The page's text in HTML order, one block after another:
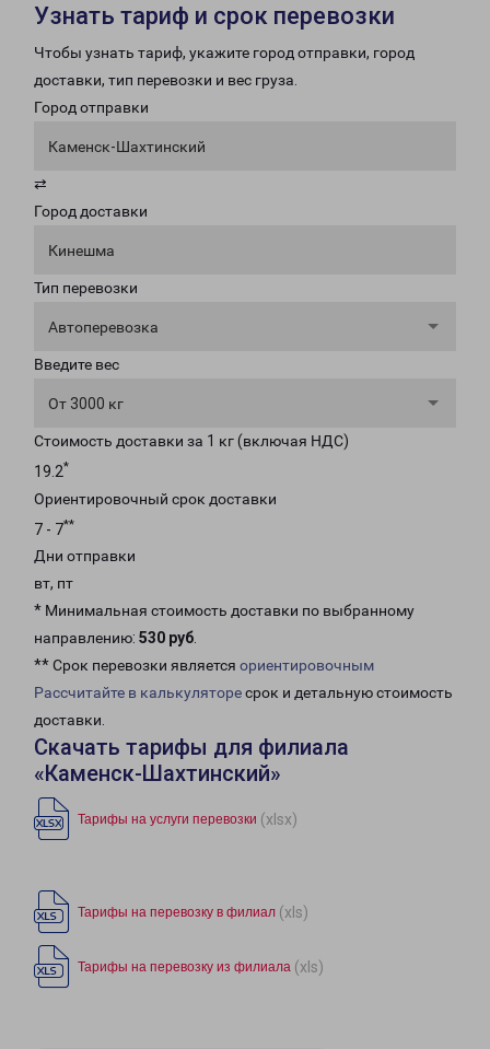
Узнать тариф и срок перевозки
Чтобы узнать тариф, укажите город отправки, город
доставки, тип перевозки и вес груза.
Город отправки
Каменск-Шахтинский
⇄
Город доставки
Кинешма
Тип перевозки
Автоперевозка
Введите вес
От 3000 кг
Стоимость доставки за 1 кг (включая НДС)
19.2*
Ориентировочный срок доставки
7 - 7**
Дни отправки
вт, пт
* Минимальная стоимость доставки по выбранному
направлению: 530 руб.
** Срок перевозки является ориентировочным
Рассчитайте в калькуляторесрок и детальную стоимость
доставки.
Скачать тарифы для филиала
«Каменск-Шахтинский»
Тарифы на услуги перевозки (xlsx)
Тарифы на перевозку в филиал (xls)
Тарифы на перевозку из филиала (xls)